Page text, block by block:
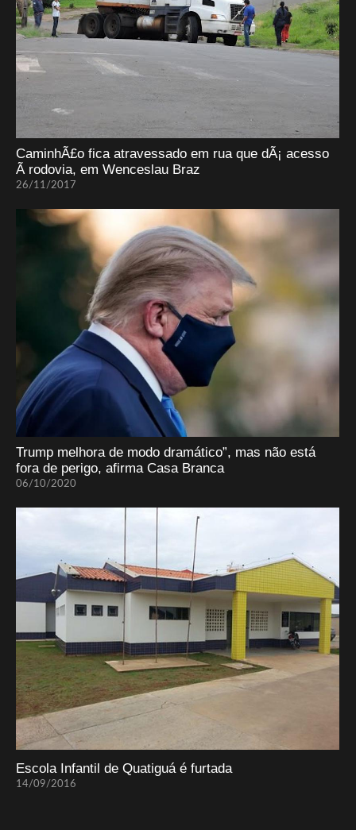
CaminhÃ£o fica atravessado em rua que dÃ¡ acesso
Ã rodovia, em Wenceslau Braz
26/11/2017
Trump melhora de modo dramático”, mas não está
fora de perigo, afirma Casa Branca
06/10/2020
Escola Infantil de Quatiguá é furtada
14/09/2016